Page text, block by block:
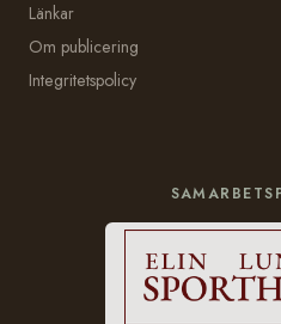
Länkar
Om publicering
Integritetspolicy